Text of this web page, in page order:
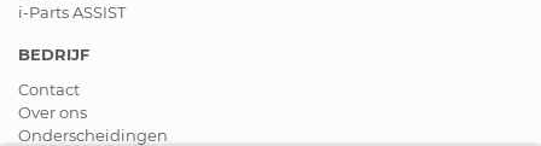
i-Parts ASSIST
BEDRIJF
Contact
Over ons
Onderscheidingen